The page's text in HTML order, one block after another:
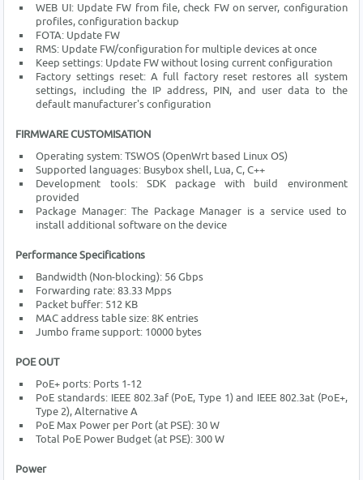
WEB UI: Update FW from file, check FW on server, configuration
profiles, configuration backup
FOTA: Update FW
RMS: Update FW/configuration for multiple devices at once
Keep settings: Update FW without losing current configuration
Factory settings reset: A full factory reset restores all system
settings, including the IP address, PIN, and user data to the
default manufacturer's configuration
FIRMWARE CUSTOMISATION
Operating system: TSWOS (OpenWrt based Linux OS)
Supported languages: Busybox shell, Lua, C, C++
Development tools: SDK package with build environment
provided
Package Manager: The Package Manager is a service used to
install additional software on the device
Performance Specifications
Bandwidth (Non-blocking): 56 Gbps
Forwarding rate: 83.33 Mpps
Packet buffer: 512 KB
MAC address table size: 8K entries
Jumbo frame support: 10000 bytes
POE OUT
PoE+ ports: Ports 1-12
PoE standards: IEEE 802.3af (PoE, Type 1) and IEEE 802.3at (PoE+,
Type 2), Alternative A
PoE Max Power per Port (at PSE): 30 W
Total PoE Power Budget (at PSE): 300 W
Power